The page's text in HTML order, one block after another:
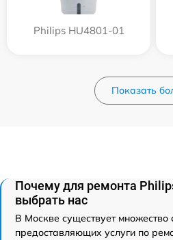
Philips HU4801-01
Показать
Почему для ремонта
выбрать нас
В Москве существует множество
предоставляющих услуги по